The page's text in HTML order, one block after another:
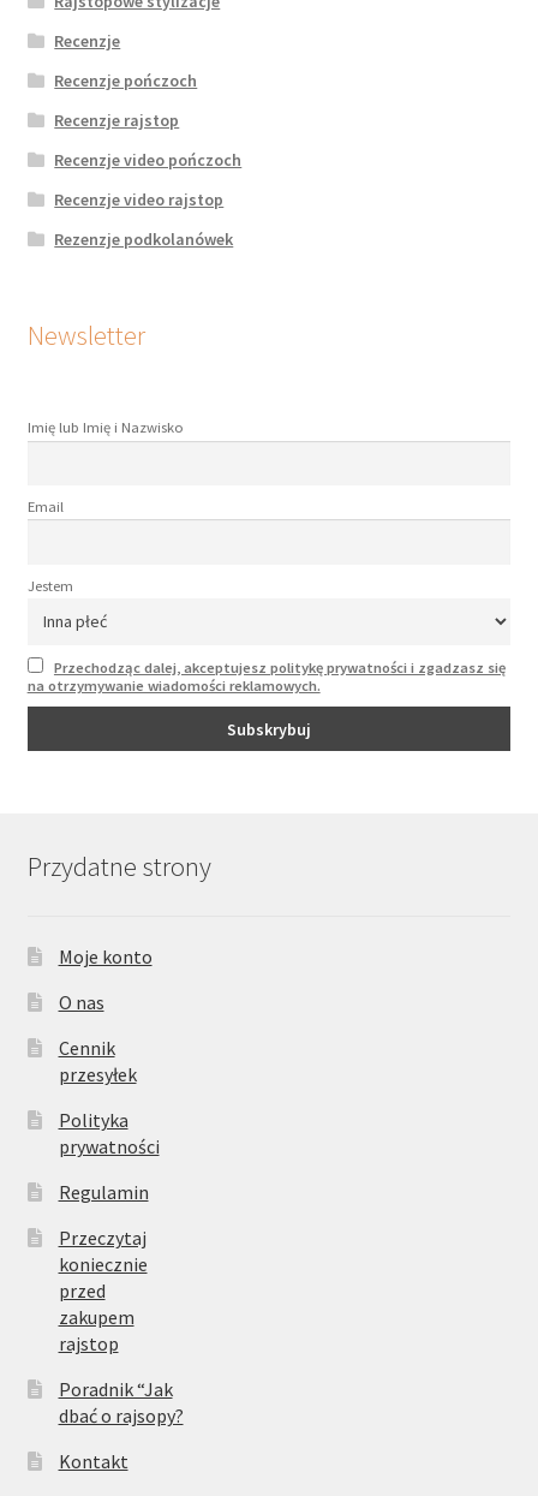
Recenzje
Recenzje pończoch
Recenzje rajstop
Recenzje video pończoch
Recenzje video rajstop
Rezenzje podkolanówek
Newsletter
Imię lub Imię i Nazwisko
Email
Jestem
Przechodząc dalej, akceptujesz politykę prywatności i zgadzasz się
na otrzymywanie wiadomości reklamowych.
Przydatne strony
Moje konto
O nas
Cennik
przesyłek
Polityka
prywatności
Regulamin
Przeczytaj
koniecznie
przed
zakupem
rajstop
Poradnik “Jak
dbać o rajsopy?
Kontakt